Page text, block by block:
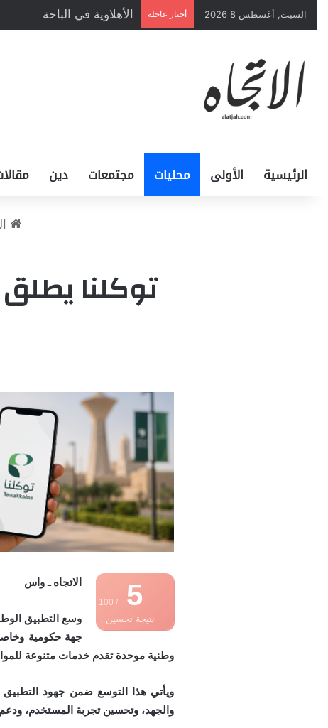
السبت, أغسطس 8 2026 أخبار عاجلة الأهلاوية في الباحة
الرئيسية الأولى محليات مجتمعات دين
5
/ 100
نتيجة تحسين
الاتجاه ـ واس
جهة حكومية
وطنية موحدة تقدم خدمات متنوعة
ويأتي هذا التوسع ضمن جهود
والجهد، وتحسين تجربة المستخدم، ودعم مستهدفات رؤية المملكة 2030 في